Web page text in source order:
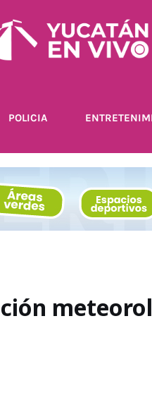
POLICIA